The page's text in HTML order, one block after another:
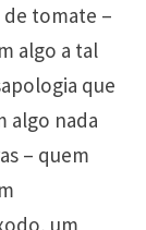
tomate –
algo a tal
que
algo nada
– quem
um